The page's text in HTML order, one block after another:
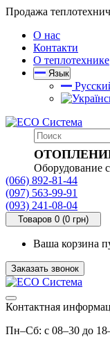
Продажа
О нас
Контакти
О теплотехнике
Язык
Оборудование
(066) 892-81-44
(097) 563-99-91
(093) 241-08-04
Товаров 0 (0 грн)
Ваша корзина
Заказать звонок
Контактная
Пн–Сб: с 08–30 до